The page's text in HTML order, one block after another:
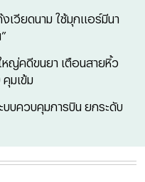
เวียดนาม ใช้มุกแอร์มีนา
หญ่คดีขนยา เตือนสายหิ้ว
มเข้ม
บบควบคุมการบิน ยกระดับ